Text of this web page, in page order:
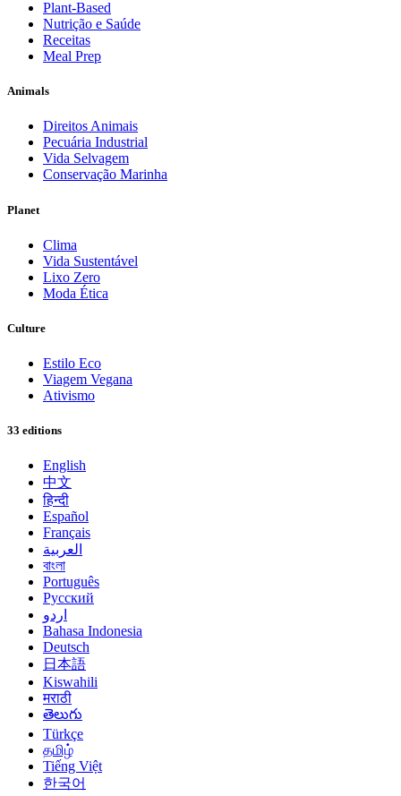
Plant-Based
Nutrição e Saúde
Receitas
Meal Prep
Animals
Direitos Animais
Pecuária Industrial
Vida Selvagem
Conservação Marinha
Planet
Clima
Vida Sustentável
Lixo Zero
Moda Ética
Culture
Estilo Eco
Viagem Vegana
Ativismo
33 editions
English
中文
हिन्दी
Español
Français
العربية
বাংলা
Português
Русский
اردو
Bahasa Indonesia
Deutsch
日本語
Kiswahili
मराठी
తెలుగు
Türkçe
தமிழ்
Tiếng Việt
한국어